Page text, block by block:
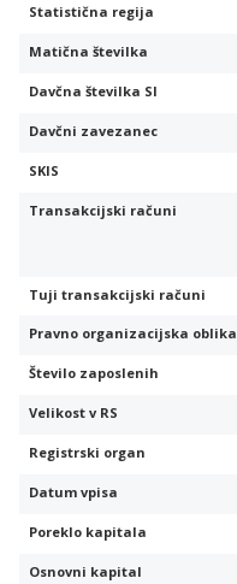
Statistična regija
Matična številka
Davčna številka SI
Davčni zavezanec
SKIS
Transakcijski računi
Tuji transakcijski računi
Pravno organizacijska oblika
Število zaposlenih
Velikost v RS
Registrski organ
Datum vpisa
Poreklo kapitala
Osnovni kapital